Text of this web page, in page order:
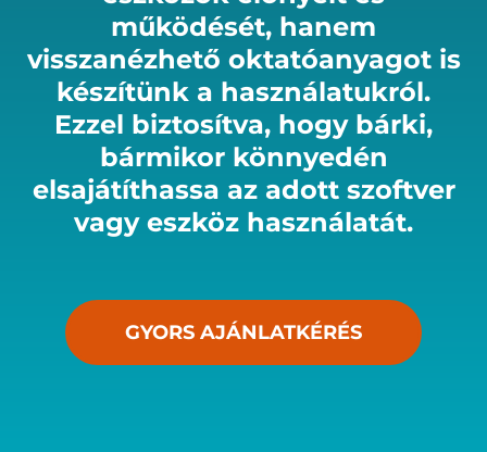
működését, hanem
visszanézhető oktatóanyagot is
készítünk a használatukról.
Ezzel biztosítva, hogy bárki,
bármikor könnyedén
elsajátíthassa az adott szoftver
vagy eszköz használatát.
GYORS AJÁNLATKÉRÉS